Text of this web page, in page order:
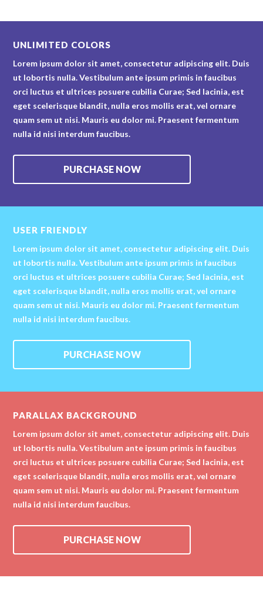
UNLIMITED COLORS
Lorem ipsum dolor sit amet, consectetur adipiscing elit. Duis
ut lobortis nulla. Vestibulum ante ipsum primis in faucibus
orci luctus et ultrices posuere cubilia Curae; Sed lacinia, est
eget scelerisque blandit, nulla eros mollis erat, vel ornare
quam sem ut nisi. Mauris eu dolor mi. Praesent fermentum
nulla id nisi interdum faucibus.
PURCHASE NOW
USER FRIENDLY
Lorem ipsum dolor sit amet, consectetur adipiscing elit. Duis
ut lobortis nulla. Vestibulum ante ipsum primis in faucibus
orci luctus et ultrices posuere cubilia Curae; Sed lacinia, est
eget scelerisque blandit, nulla eros mollis erat, vel ornare
quam sem ut nisi. Mauris eu dolor mi. Praesent fermentum
nulla id nisi interdum faucibus.
PURCHASE NOW
PARALLAX BACKGROUND
Lorem ipsum dolor sit amet, consectetur adipiscing elit. Duis
ut lobortis nulla. Vestibulum ante ipsum primis in faucibus
orci luctus et ultrices posuere cubilia Curae; Sed lacinia, est
eget scelerisque blandit, nulla eros mollis erat, vel ornare
quam sem ut nisi. Mauris eu dolor mi. Praesent fermentum
nulla id nisi interdum faucibus.
PURCHASE NOW